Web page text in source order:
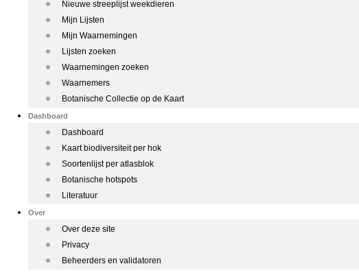
Nieuwe streeplijst weekdieren
Mijn Lijsten
Mijn Waarnemingen
Lijsten zoeken
Waarnemingen zoeken
Waarnemers
Botanische Collectie op de Kaart
Dashboard
Dashboard
Kaart biodiversiteit per hok
Soortenlijst per atlasblok
Botanische hotspots
Literatuur
Over
Over deze site
Privacy
Beheerders en validatoren